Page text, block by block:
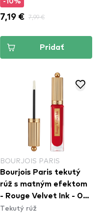
-10%
7,19 € 7,99 €
Pridať
BOURJOIS PARIS
Bourjois Paris tekutý
rúž s matným efektom
- Rouge Velvet Ink - 09
Rouge A Reves
Tekutý rúž